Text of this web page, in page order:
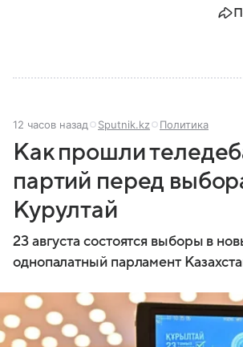
12 часов назад Sputnik.kz Политика
Как прошли
партий перед
Курултай
23 августа состоятся выборы в
однопалатный парламент